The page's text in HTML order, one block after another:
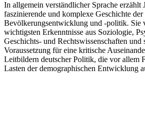
In allgemein verständlicher Sprache erzählt
faszinierende und komplexe Geschichte der
Bevölkerungsentwicklung und -politik. Sie
wichtigsten Erkenntnisse aus Soziologie,
Geschichts- und Rechtswissenschaften und
Voraussetzung für eine kritische
Leitbildern deutscher Politik, die vor allem
Lasten der demographischen Entwicklung